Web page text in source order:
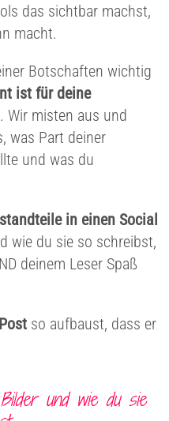
das sichtbar machst,
macht.
Botschaften wichtig
ist für deine
. Wir misten aus und
was Part deiner
und was du
in einen Social
wie du sie so schreibst,
deinem Leser Spaß
Post so aufbaust, dass er
und wie du sie